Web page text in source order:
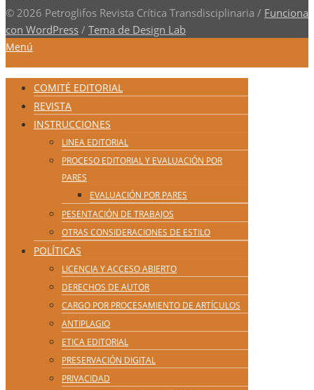
© 2026 Petroglifos Revista Crítica Transdisciplinaria / Funciona
con WordPress / Tema de Design Lab
Menú
COMITÉ EDITORIAL
REVISTA
INSTRUCCIONES
LINEA EDITORIAL
PROCESO EDITORIAL Y EVALUACIÓN POR
PARES
EVALUACIÓN POR PARES
PESENTACIÓN DE TRABAJOS
OTRAS CONSIDERACIONES DE ESTILO
POLÍTICAS
LICENCIA Y ACCESO ABIERTO
DERECHOS DE AUTOR
CARGO POR PROCESAMIENTO DE ARTÍCULOS
ANTIPLAGIO
ETICA EDITORIAL
PRESERVACIÓN DIGITAL
PRIVACIDAD